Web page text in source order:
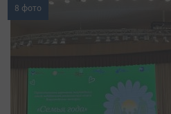
8 фото